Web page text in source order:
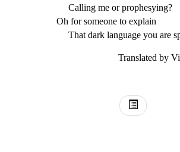
Calling me or prophesying?
Oh for someone to explain
That dark language you are
Translated by